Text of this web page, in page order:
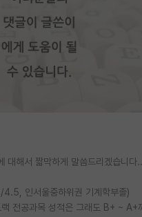
대해서 짧막하게 말씀드리겠습니다..
인서울중하위권 기계학부졸)
전공과목 성적은 그래도 B+ ~ A+